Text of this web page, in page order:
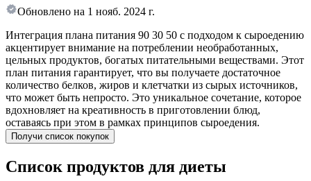
Обновлено на 1 нояб. 2024 г.
Интеграция плана питания 90 30 50 с подходом к сыроедению
акцентирует внимание на потреблении необработанных,
цельных продуктов, богатых питательными веществами. Этот
план питания гарантирует, что вы получаете достаточное
количество белков, жиров и клетчатки из сырых источников,
что может быть непросто. Это уникальное сочетание, которое
вдохновляет на креативность в приготовлении блюд,
оставаясь при этом в рамках принципов сыроедения.
Получи список покупок
Список продуктов для диеты